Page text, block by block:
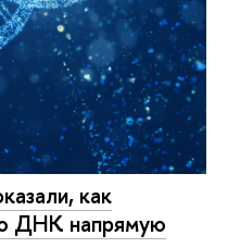
как
ДНК напрямую